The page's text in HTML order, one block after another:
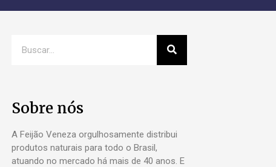
Sobre nós
A Feijão Veneza orgulhosamente distribui
produtos naturais para todo o Brasil,
atuando no mercado há mais de 40 anos. E